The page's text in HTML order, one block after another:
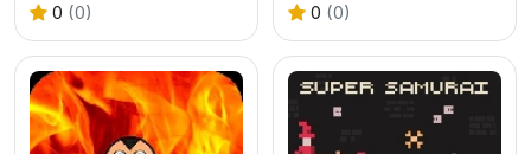
0 (0) 0 (0)